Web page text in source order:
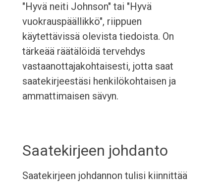
"Hyvä neiti Johnson" tai "Hyvä
vuokrauspäällikkö", riippuen
käytettävissä olevista tiedoista. On
tärkeää räätälöidä tervehdys
vastaanottajakohtaisesti, jotta saat
saatekirjeestäsi henkilökohtaisen ja
ammattimaisen sävyn.
Saatekirjeen johdanto
Saatekirjeen johdannon tulisi kiinnittää